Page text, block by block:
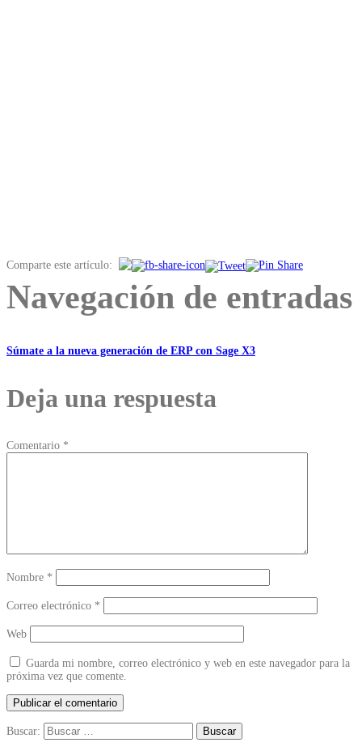
Comparte este artículo:
Navegación de entradas
Súmate a la nueva generación de ERP con Sage X3
Deja una respuesta
Comentario *
Nombre *
Correo electrónico *
Web
Guarda mi nombre, correo electrónico y web en este navegador para la
próxima vez que comente.
Buscar: